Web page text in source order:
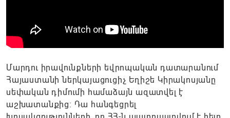
Մարդու իրավունքների եվրոպական դատարանում
Հայաստանի ներկայացուցիչ Եղիշե Կիրակոսյանը
սեփական դիմումի համաձայն ազատվել է
աշխատանքից: Դա հանգեցրել